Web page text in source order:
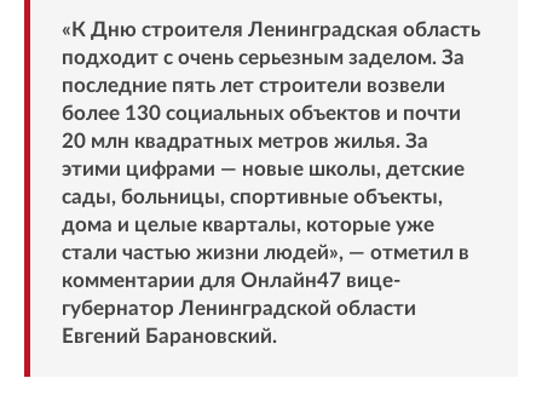
«К Дню строителя Ленинградская область
подходит с очень серьезным заделом. За
последние пять лет строители возвели
более 130 социальных объектов и почти
20 млн квадратных метров жилья. За
этими цифрами — новые школы, детские
сады, больницы, спортивные объекты,
дома и целые кварталы, которые уже
стали частью жизни людей», — отметил в
комментарии для Онлайн47 вице-
губернатор Ленинградской области
Евгений Барановский.